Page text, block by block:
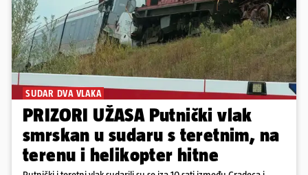
SUDAR DVA VLAKA
PRIZORI UŽASA Putnički vlak
smrskan u sudaru s teretnim, na
terenu i helikopter hitne